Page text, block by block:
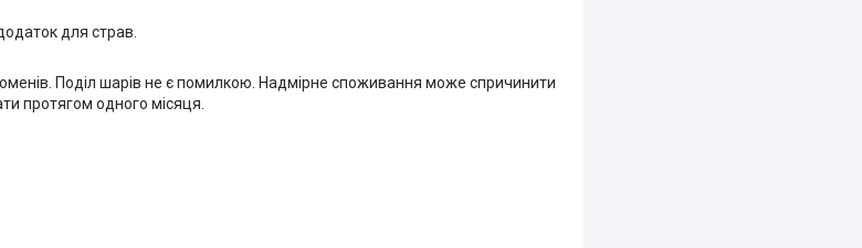
для страв.
Поділ шарів не є помилкою. Надмірне споживання може спричинити
протягом одного місяця.